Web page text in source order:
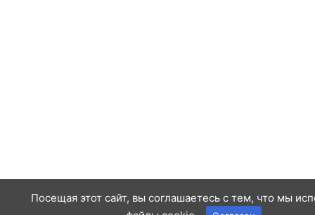
Посещая этот сайт, вы соглашаетесь с тем, что мы